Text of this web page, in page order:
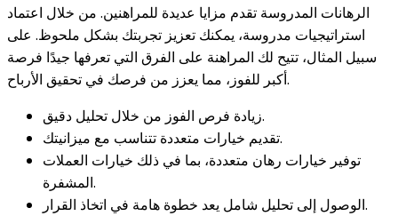
الرهانات المدروسة تقدم مزايا عديدة للمراهنين. من خلال اعتماد
استراتيجيات مدروسة، يمكنك تعزيز تجربتك بشكل ملحوظ. على
سبيل المثال، تتيح لك المراهنة على الفرق التي تعرفها جيدًا فرصة
أكبر للفوز، مما يعزز من فرصك في تحقيق الأرباح.
زيادة فرص الفوز من خلال تحليل دقيق.
تقديم خيارات متعددة تتناسب مع ميزانيتك.
توفير خيارات رهان متعددة، بما في ذلك خيارات العملات
المشفرة.
الوصول إلى تحليل شامل يعد خطوة هامة في اتخاذ القرار.